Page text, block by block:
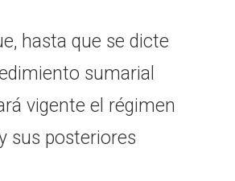
hasta que se dicte
sumarial
vigente el régimen
sus posteriores